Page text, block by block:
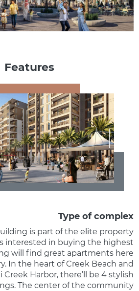
Features
Type of complex
is part of the elite property
interested in buying the highest
will find great apartments here
In the heart of Creek Beach and
Harbor, there’ll be 4 stylish
The center of the community